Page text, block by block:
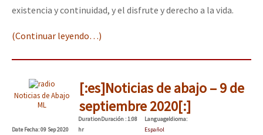
existencia y continuidad, y el disfrute y derecho a la vida.
(Continuar leyendo…)
Noticias de Abajo
ML
[:es]Noticias de abajo – 9 de
septiembre 2020[:]
DateFecha: 09 Sep 2020
DurationDuración: 1:08
hr
LanguageIdioma:
Español